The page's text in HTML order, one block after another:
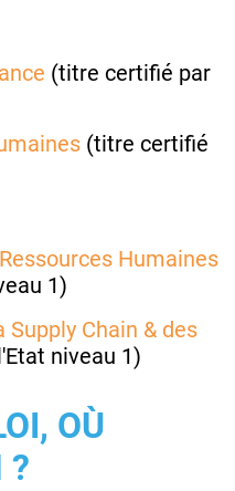
(titre certifié par
(titre certifié
Humaines
1)
Chain & des
niveau 1)
OÙ
?